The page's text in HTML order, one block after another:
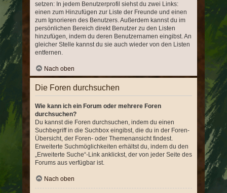
setzen: In jedem Benutzerprofil siehst du zwei Links:
einen zum Hinzufügen zur Liste der Freunde und einen
zum Ignorieren des Benutzers. Außerdem kannst du im
persönlichen Bereich direkt Benutzer zu den Listen
hinzufügen, indem du deren Benutzernamen eingibst. An
gleicher Stelle kannst du sie auch wieder von den Listen
entfernen.
Nach oben
Die Foren durchsuchen
Wie kann ich ein Forum oder mehrere Foren
durchsuchen?
Du kannst die Foren durchsuchen, indem du einen
Suchbegriff in die Suchbox eingibst, die du in der Foren-
Übersicht, der Foren- oder Themenansicht findest.
Erweiterte Suchmöglichkeiten erhältst du, indem du den
„Erweiterte Suche“-Link anklickst, der von jeder Seite des
Forums aus verfügbar ist.
Nach oben